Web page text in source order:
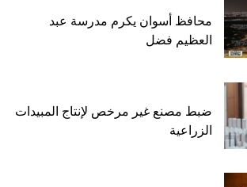
محافظ أسوان يكرم مدرسة عبد
العظيم فضل
ضبط مصنع غير مرخص لإنتاج المبيدات
الزراعية